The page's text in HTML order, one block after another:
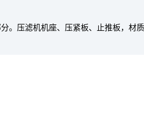
压滤机机座、压紧板、止推板，材